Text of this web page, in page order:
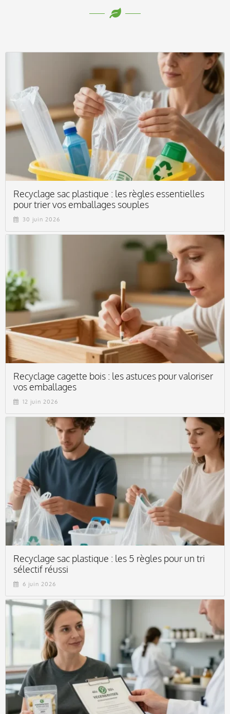
Recyclage sac plastique : les règles essentielles
pour trier vos emballages souples
30 juin 2026
Recyclage cagette bois : les astuces pour valoriser
vos emballages
12 juin 2026
Recyclage sac plastique : les 5 règles pour un tri
sélectif réussi
6 juin 2026